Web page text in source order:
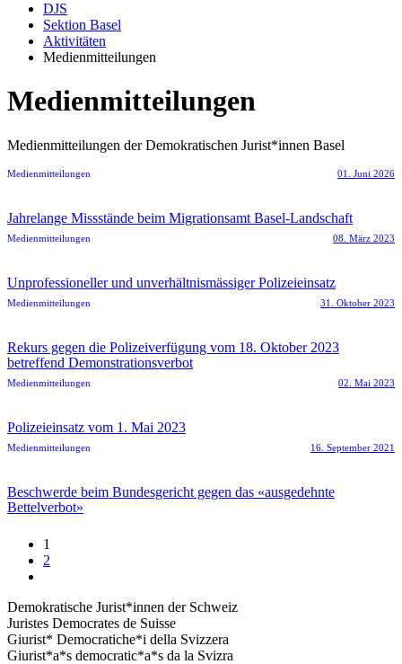
DJS
Sektion Basel
Aktivitäten
Medienmitteilungen
Medienmitteilungen
Medienmitteilungen der Demokratischen Jurist*innen Basel
Medienmitteilungen 01. Juni 2026
Jahrelange Missstände beim Migrationsamt Basel-Landschaft
Medienmitteilungen 08. März 2023
Unprofessioneller und unverhältnismässiger Polizeieinsatz
Medienmitteilungen 31. Oktober 2023
Rekurs gegen die Polizeiverfügung vom 18. Oktober 2023
betreffend Demonstrationsverbot
Medienmitteilungen 02. Mai 2023
Polizeieinsatz vom 1. Mai 2023
Medienmitteilungen 16. September 2021
Beschwerde beim Bundesgericht gegen das «ausgedehnte
Bettelverbot»
1
2
Demokratische Jurist*innen der Schweiz
Juristes Democrates de Suisse
Giurist* Democratiche*i della Svizzera
Giurist*a*s democratic*a*s da la Svizra